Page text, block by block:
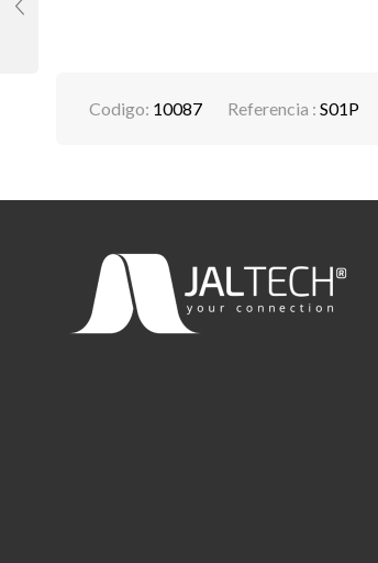
Codigo: 10087 Referencia : S01P